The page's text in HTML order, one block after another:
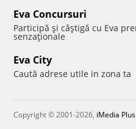
Eva Concursuri
Participă şi câştigă cu Eva
senzaţionale
Eva City
Caută adrese utile in zona ta
Copyright © 2001-2026, iMedia